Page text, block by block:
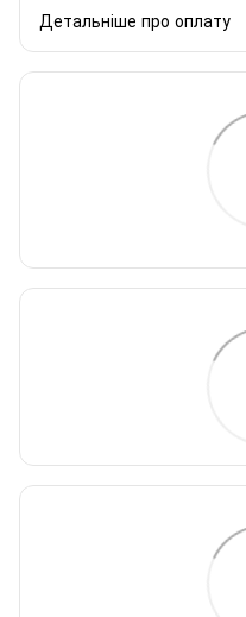
Детальніше про оплату